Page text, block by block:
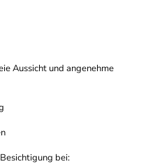
Aussicht und angenehme
bei: